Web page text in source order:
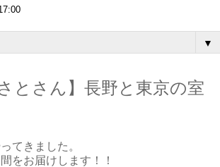
▼
とさん】長野と東京の室
てきました。
をお届けします！！